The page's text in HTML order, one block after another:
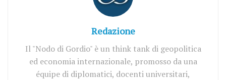
Redazione
Il "Nodo di Gordio" è un think tank di geopolitica
ed economia internazionale, promosso da una
équipe di diplomatici, docenti universitari,